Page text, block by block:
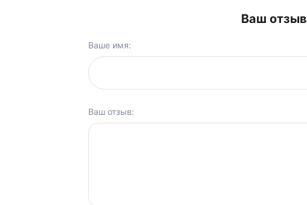
Ваш отзыв
Ваше имя:
Ваш отзыв: